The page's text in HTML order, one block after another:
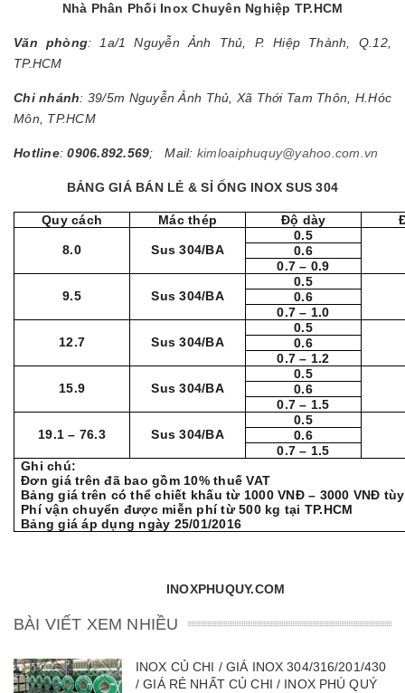
Nhà Phân Phối Inox Chuyên Nghiệp TP.HCM
Văn phòng: 1a/1 Nguyễn Ảnh Thủ, P. Hiệp Thành, Q.12,
TP.HCM
Chi nhánh: 39/5m Nguyễn Ảnh Thủ, Xã Thới Tam Thôn, H.Hóc
Môn, TP.HCM
Hotline:0906.892.569; Mail: kimloaiphuquy@yahoo.com.vn
BẢNG GIÁ BÁN LẺ & SỈ ỐNG INOX SUS 304
Quy cách Mác thép Độ dày
8.0 Sus 304/BA
0.5
0.6
0.7 – 0.9
9.5 Sus 304/BA
0.5
0.6
0.7 – 1.0
12.7 Sus 304/BA
0.5
0.6
0.7 – 1.2
15.9 Sus 304/BA
0.5
0.6
0.7 – 1.5
19.1 – 76.3 Sus 304/BA
0.5
0.6
0.7 – 1.5
Ghi chú:
Đơn giá trên đã bao gồm 10% thuế VAT
Bảng giá trên có thể chiết khấu từ 1000 VNĐ – 3000 VNĐ
Phí vận chuyển được miễn phí từ 500 kg tại TP.HCM
Bảng giá áp dụng ngày 25/01/2016
INOXPHUQUY.COM
BÀI VIẾT XEM NHIỀU
INOX CỦ CHI / GIÁ INOX 304/316/201/430
/ GIÁ RẺ NHẤT CỦ CHI / INOX PHÚ QUÝ